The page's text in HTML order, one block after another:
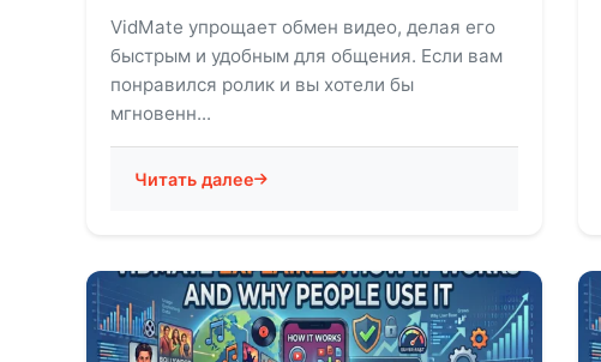
VidMate упрощает обмен видео, делая его
быстрым и удобным для общения. Если вам
понравился ролик и вы хотели бы
мгновенн...
Читать далее